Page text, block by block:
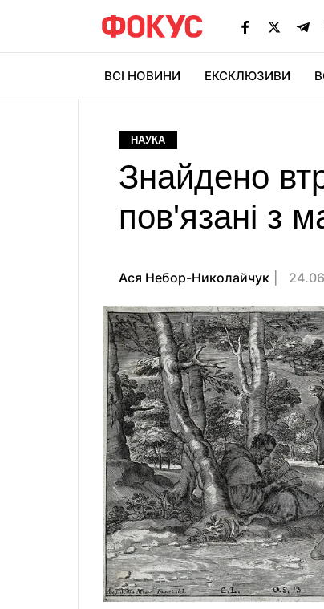
ВСІ НОВИНИ ЕКСКЛЮЗИВИ
НАУКА
Знайдено
пов'язані з
Ася Небор-Николайчук